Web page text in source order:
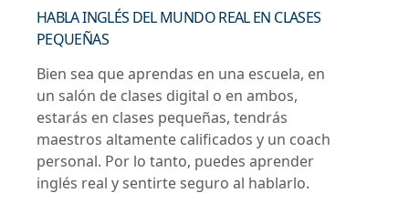
HABLA INGLÉS DEL MUNDO REAL EN CLASES
PEQUEÑAS
Bien sea que aprendas en una escuela, en
un salón de clases digital o en ambos,
estarás en clases pequeñas, tendrás
maestros altamente calificados y un coach
personal. Por lo tanto, puedes aprender
inglés real y sentirte seguro al hablarlo.